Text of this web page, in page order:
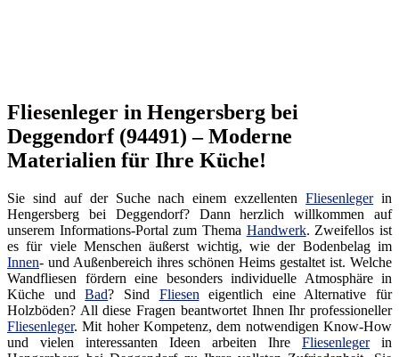
Fliesenleger in Hengersberg bei
Deggendorf (94491) – Moderne
Materialien für Ihre Küche!
Sie sind auf der Suche nach einem exzellentenFliesenlegerin
Hengersberg bei Deggendorf? Dann herzlich willkommen auf
unserem Informations-Portal zum Thema Handwerk. Zweifellos ist
es für viele Menschen äußerst wichtig, wie der Bodenbelag im
Innen- und Außenbereich ihres schönen Heims gestaltet ist. Welche
Wandfliesen fördern eine besonders individuelle Atmosphäre in
Küche undBad? Sind Fliesen eigentlich eine Alternative für
Holzböden? All diese Fragen beantwortet Ihnen Ihr professioneller
Fliesenleger. Mit hoher Kompetenz, dem notwendigen Know-How
und vielen interessanten Ideen arbeiten Ihre Fliesenlegerin